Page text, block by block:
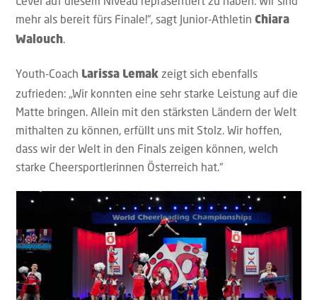
mehr als bereit fürs Finale!“, sagt Junior-AthletinChiara
Walouch.
Youth-Coach Larissa Lemak zeigt sich ebenfalls
zufrieden: „Wir konnten eine sehr starke Leistung auf die
Matte bringen. Allein mit den stärksten Ländern der Welt
mithalten zu können, erfüllt uns mit Stolz. Wir hoffen,
dass wir der Welt in den Finals zeigen können, welch
starke Cheersportlerinnen Österreich hat.“